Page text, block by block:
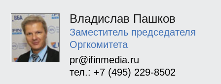
Владислав Пашков
Заместитель председателя
Оргкомитета
pr@ifinmedia.ru
тел.: +7 (495) 229-8502